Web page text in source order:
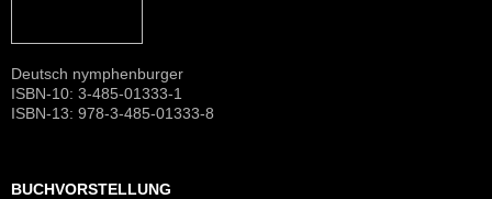
Deutsch nymphenburger
ISBN-10: 3-485-01333-1
ISBN-13: 978-3-485-01333-8
BUCHVORSTELLUNG